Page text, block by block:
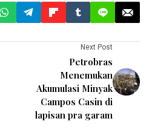
Next Post
Petrobras
Menemukan
Akumulasi Minyak
Campos Casin di
lapisan pra garam